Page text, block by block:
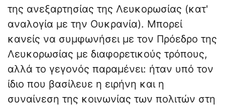
της ανεξαρτησίας της Λευκορωσίας (κατ'
αναλογία με την Ουκρανία). Μπορεί
κανείς να συμφωνήσει με τον Πρόεδρο της
Λευκορωσίας με διαφορετικούς τρόπους,
αλλά το γεγονός παραμένει: ήταν υπό τον
ίδιο που βασίλευε η ειρήνη και η
συναίνεση της κοινωνίας των πολιτών στη